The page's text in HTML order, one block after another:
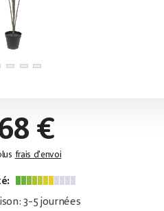
€
frais d'envoi
3-5 journées